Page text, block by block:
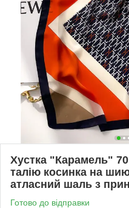
Хустка "Карамель"
талію косинка на
атласний шаль з
Готово до відправки